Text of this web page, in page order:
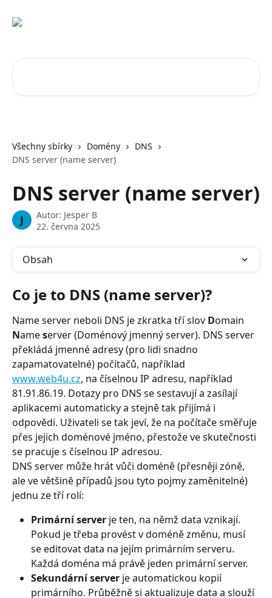
Všechny sbírky Domény
DNS
DNS server (name server)
DNS server (name server)
J Autor: Jesper B
22. června 2025
Obsah
Co je to DNS (name server)?
Name server neboli DNS je zkratka tří slov Domain
Name server (Doménový jmenný server). DNS server
překládá jmenné adresy (pro lidi snadno
zapamatovatelné) počítačů, například
www.web4u.cz, na číselnou IP adresu, například
81.91.86.19. Dotazy pro DNS se sestavují a zasílají
aplikacemi automaticky a stejně tak přijímá i
odpovědi. Uživateli se tak jeví, že na počítače směřuje
přes jejich doménové jméno, přestože ve skutečnosti
se pracuje s číselnou IP adresou.
DNS server může hrát vůči doméně (přesněji zóně,
ale ve většině případů jsou tyto pojmy zaměnitelné)
jednu ze tří rolí:
Primární server je ten, na němž data vznikají.
Pokud je třeba provést v doméně změnu, musí
se editovat data na jejím primárním serveru.
Každá doména má právě jeden primární server.
Sekundární server je automatickou kopií
primárního. Průběžně si aktualizuje data a slouží